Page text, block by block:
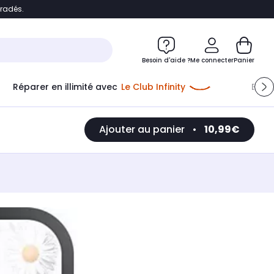
Accéder directement au chatbot
Besoin d'aide ?Me connecterPanier
Réparer en illimité avec Le Club Infinity
Ajouter au panier • 10,99€